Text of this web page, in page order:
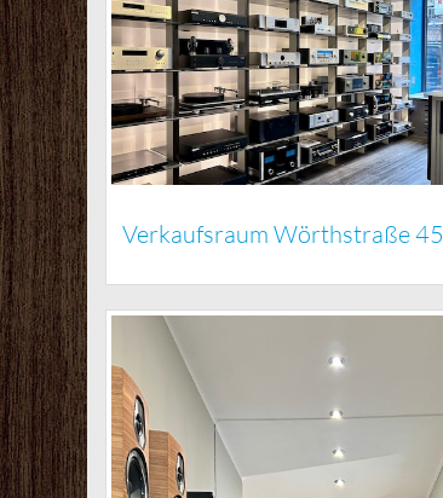
Verkaufsraum Wörthstraße 45